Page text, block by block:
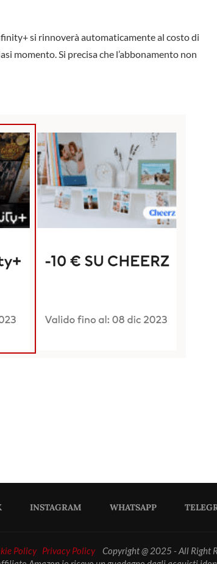
si rinnoverà automaticamente al costo di
momento. Si precisa che l’abbonamento non
INSTAGRAM WHATSAPP
Policy Privacy PolicyCopyright @ 2025 - All Right